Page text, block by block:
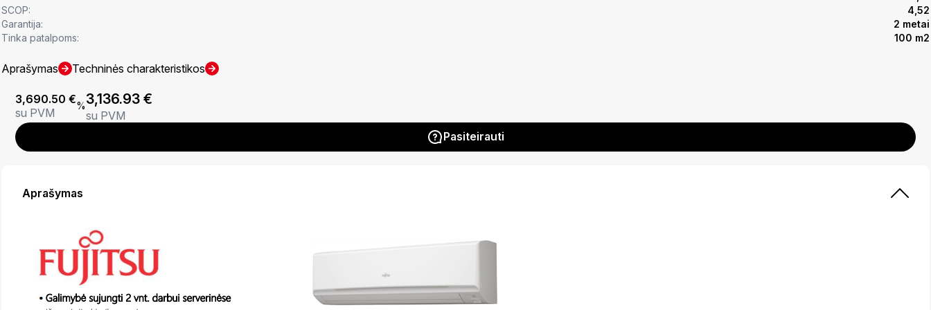
SCOP:
4,52
Garantija:
2 metai
Tinka patalpoms:
100 m2
Aprašymas Techninės charakteristikos
3,690.50 €
su PVM
%3,136.93 €
su PVM
Pasiteirauti
Aprašymas